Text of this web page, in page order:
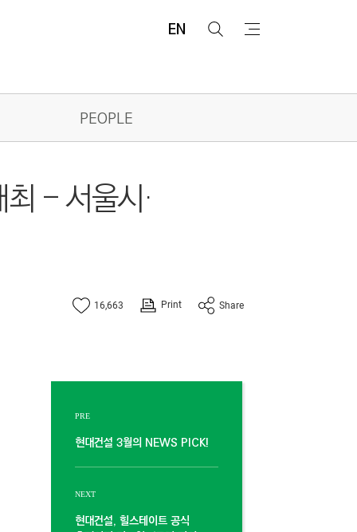
EN
검
PEOPLE
- 서울시·
16,663 Print Share
PRE
현대건설 3월의 NEWS PICK!
NEXT
현대건설, 힐스테이트 공식